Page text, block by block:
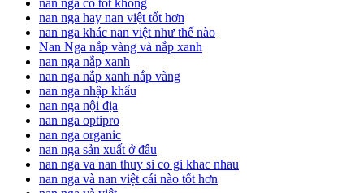
nan nga có tốt không
nan nga hay nan việt tốt hơn
nan nga khác nan việt như thế nào
Nan Nga nắp vàng và nắp xanh
nan nga nắp xanh
nan nga nắp xanh nắp vàng
nan nga nhập khẩu
nan nga nội địa
nan nga optipro
nan nga organic
nan nga sản xuất ở đâu
nan nga va nan thuy si co gi khac nhau
nan nga và nan việt cái nào tốt hơn